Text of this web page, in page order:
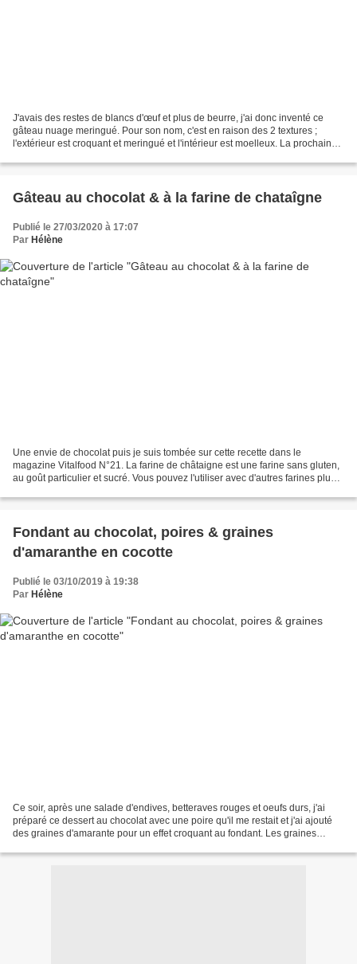
J'avais des restes de blancs d'œuf et plus de beurre, j'ai donc inventé ce
gâteau nuage meringué. Pour son nom, c'est en raison des 2 textures ;
l'extérieur est croquant et meringué et l'intérieur est moelleux. La prochaine
Gâteau au chocolat & à la farine de chataîgne
Publié le 27/03/2020 à 17:07
Par Hélène
Une envie de chocolat puis je suis tombée sur cette recette dans le
magazine Vitalfood N°21. La farine de châtaigne est une farine sans gluten,
au goût particulier et sucré. Vous pouvez l'utiliser avec d'autres farines plus
Fondant au chocolat, poires & graines
d'amaranthe en cocotte
Publié le 03/10/2019 à 19:38
Par Hélène
Ce soir, après une salade d'endives, betteraves rouges et oeufs durs, j'ai
préparé ce dessert au chocolat avec une poire qu'il me restait et j'ai ajouté
des graines d'amarante pour un effet croquant au fondant. Les graines